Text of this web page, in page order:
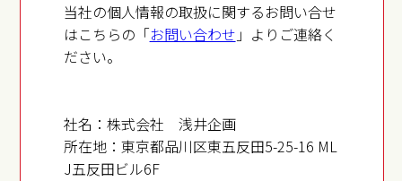
当社の個人情報の取扱に関するお問い合せ
はこちらの「お問い合わせ 」よりご連絡く
ださい。
社名：株式会社 浅井企画
所在地：東京都品川区東五反田5-25-16 ML
J五反田ビル6F